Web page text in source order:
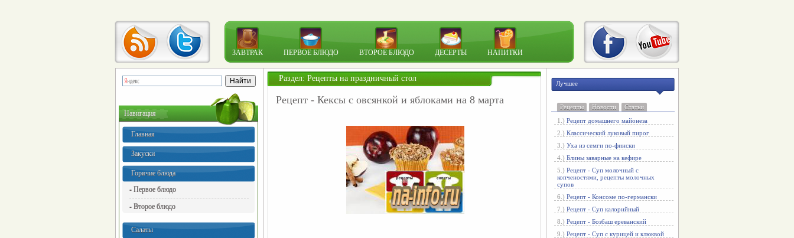
ЗАВТРАК ПЕРВОЕ БЛЮДО ВТОРОЕ БЛЮДО ДЕСЕРТЫ НАПИТКИ
Навигация
Главная
Закуски
Горячие блюда
- Первое блюдо
- Второе блюдо
Салаты
Раздел: Рецепты на праздничный стол
Рецепт - Кексы с овсянкой и яблоками на 8 марта
Лучшее
Рецепты Новости
Статьи
1.) Рецепт домашнего майонеза
2.) Классический луковый пирог
3.) Уха из семги по-фински
4.) Блины заварные на кефире
5.) Рецепт - Суп молочный с
копченостями, рецепты молочных
супов
6.) Рецепт - Консоме по-германски
7.) Рецепт - Суп калорийный
8.) Рецепт - Бозбаш ереванский
9.) Рецепт - Суп с курицей и клюквой